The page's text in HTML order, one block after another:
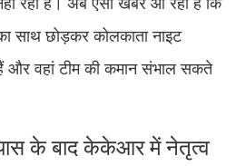
साथ छोड़कर कोलकाता नाइट
वहां टीम की कमान संभाल सकते
के बाद केकेआर में नेतृत्व